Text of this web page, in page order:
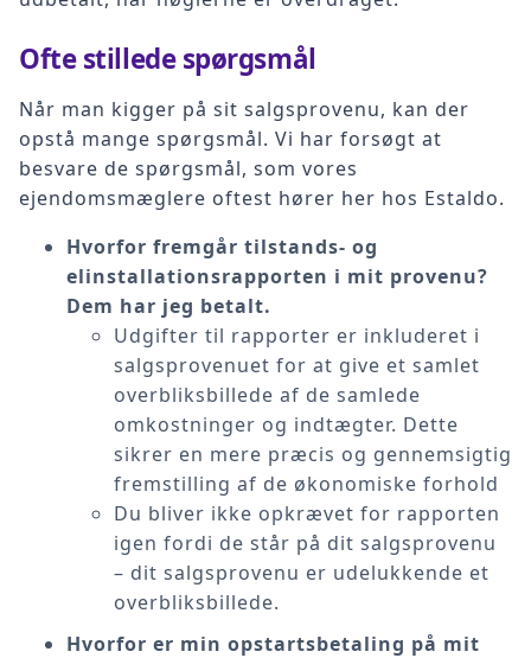
Ofte stillede spørgsmål
Når man kigger på sit salgsprovenu, kan der
opstå mange spørgsmål. Vi har forsøgt at
besvare de spørgsmål, som vores
ejendomsmæglere oftest hører her hos Estaldo.
Hvorfor fremgår tilstands- og
elinstallationsrapporten i mit provenu?
Dem har jeg betalt.
Udgifter til rapporter er inkluderet i
salgsprovenuet for at give et samlet
overbliksbillede af de samlede
omkostninger og indtægter. Dette
sikrer en mere præcis og gennemsigtig
fremstilling af de økonomiske forhold
Du bliver ikke opkrævet for rapporten
igen fordi de står på dit salgsprovenu
– dit salgsprovenu er udelukkende et
overbliksbillede.
Hvorfor er min opstartsbetaling på mit